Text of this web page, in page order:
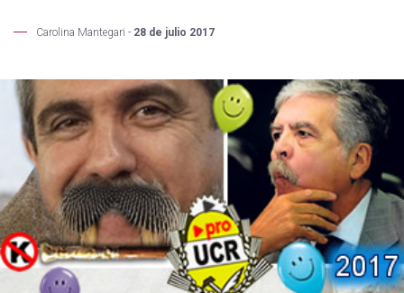
Carolina Mantegari - 28 de julio 2017